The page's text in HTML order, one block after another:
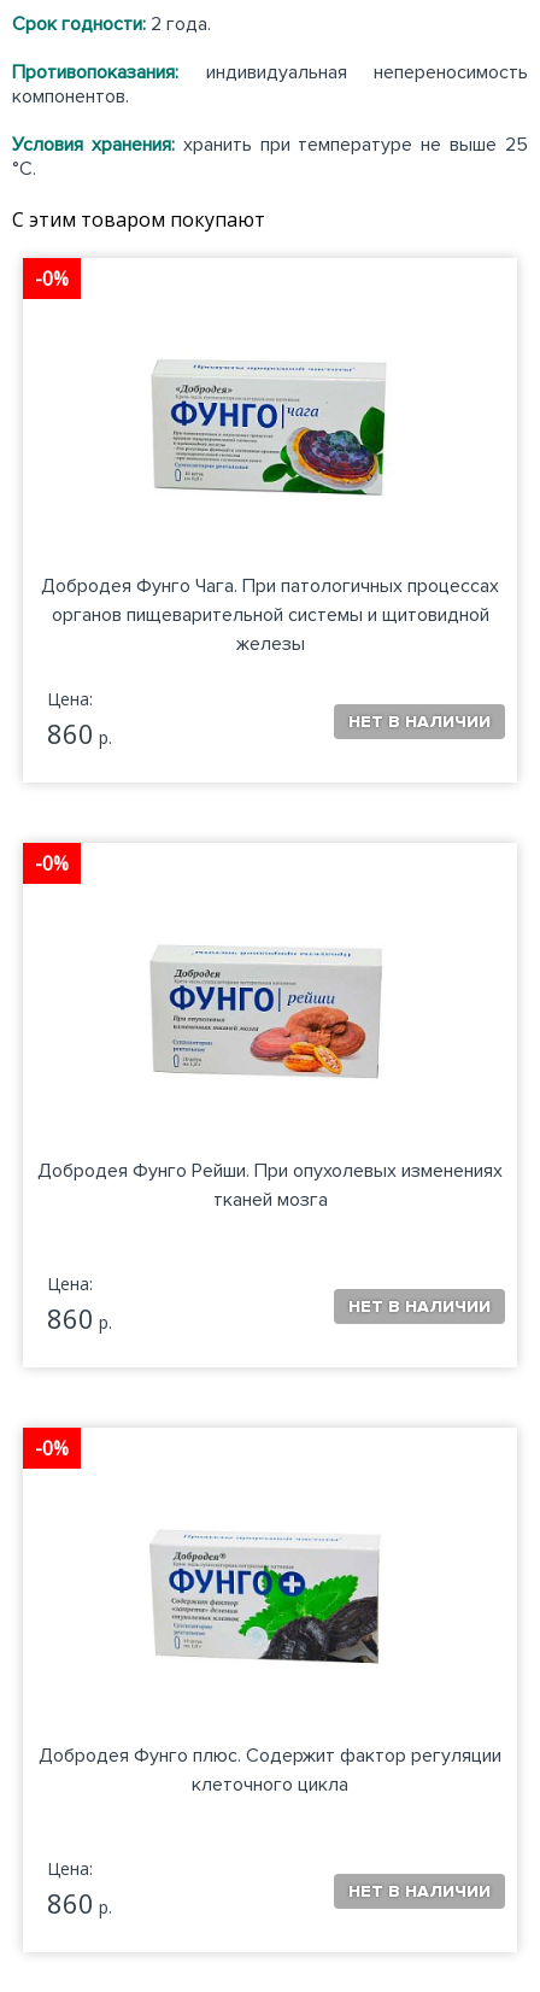
Срок годности: 2 года.
Противопоказания: индивидуальная непереносимость
компонентов.
Условия хранения:хранить при температуре не выше 25
°С.
С этим товаром покупают
-0%
Добродея Фунго Чага. При патологичных процессах
органов пищеварительной системы и щитовидной
железы
Цена:
860 р.
-0%
Добродея Фунго Рейши. При опухолевых изменениях
тканей мозга
Цена:
860 р.
-0%
Добродея Фунго плюс. Содержит фактор регуляции
клеточного цикла
Цена:
860 р.